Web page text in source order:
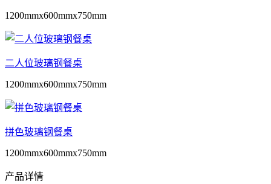
1200mmx600mmx750mm
二人位玻璃钢餐桌
1200mmx600mmx750mm
拼色玻璃钢餐桌
1200mmx600mmx750mm
产品详情